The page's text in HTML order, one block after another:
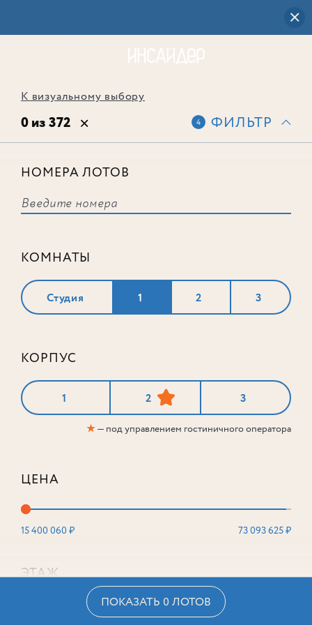
К визуальному выбору
0 из 372 4 ФИЛЬТР
НОМЕРА ЛОТОВ
КОМНАТЫ
Студия 1 2 3
КОРПУС
1 2 3
★— под управлением гостиничного оператора
ЦЕНА
15 400 060 ₽ 73 093 625 ₽
ЭТАЖ
ПОКАЗАТЬ 0 ЛОТОВ
соответствует ни одного лота